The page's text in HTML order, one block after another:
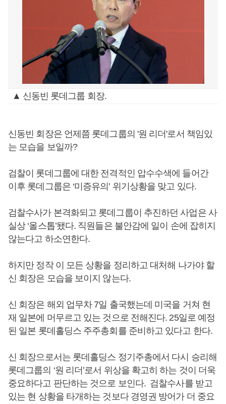
▲ 신동빈 롯데그룹 회장.
신동빈 회장은 언제쯤 롯데그룹의 '원 리더'로서 책임있
는 모습을 보일까?
검찰이 롯데그룹에 대한 전격적인 압수수색에 들어간
이후 롯데그룹은 ‘미증유의’ 위기상황을 맞고 있다.
검찰수사가 본격화되고 롯데그룹이 추진하던 사업은 사
실상 ‘올스톱’됐다. 직원들은 불안감에 일이 손에 잡히지
않는다고 하소연한다.
하지만 정작 이 모든 상황을 정리하고 대처해 나가야 할
신 회장은 모습을 보이지 않는다.
신 회장은 해외 업무차 7일 출국했는데 미국을 거쳐 현
재 일본에 머무르고 있는 것으로 전해진다. 25일로 예정
된 일본 롯데홀딩스 주주총회를 준비하고 있다고 한다.
신 회장으로서는 롯데홀딩스 정기주총에서 다시 승리해
롯데그룹의 ‘원 리더’로서 위상을 확고히 하는 것이 더욱
중요하다고 판단하는 것으로 보인다. 검찰수사를 받고
있는 현 상황을 타개하는 것보다 경영권 방어가 더 중요